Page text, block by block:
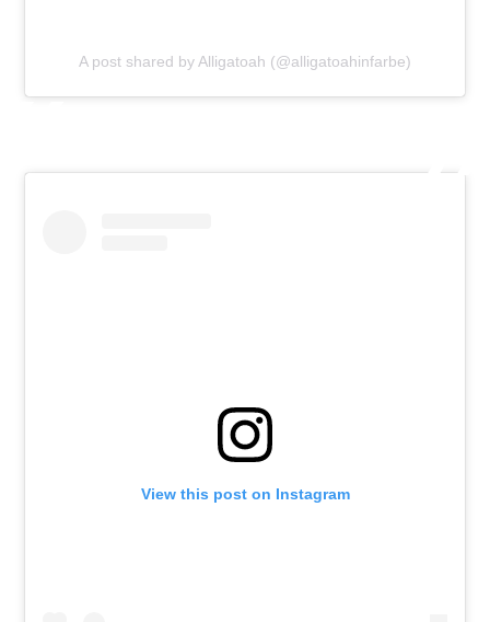
A post shared by Alligatoah (@alligatoahinfarbe)
View this post on Instagram